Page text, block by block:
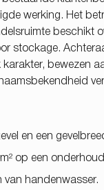
werking. Het
beschikt
stockage.
bewezen
en een
op een
van handenwasser.